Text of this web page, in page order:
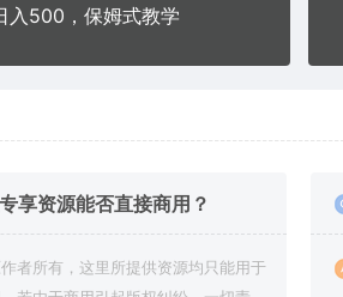
入500，保姆式教学
享资源能否直接商用？
者所有，这里所提供资源均只能用于